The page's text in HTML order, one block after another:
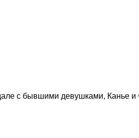
с бывшими девушками, Канье